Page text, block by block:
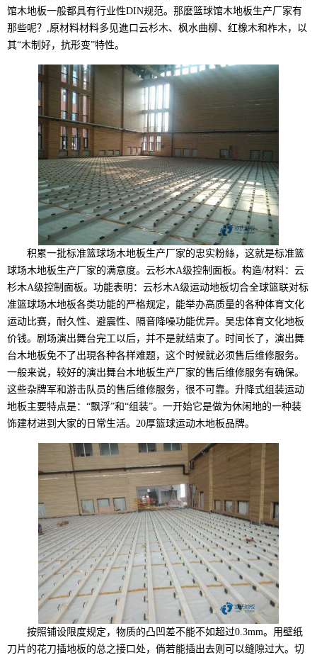
馆木地板一般都具有行业性DIN规范。那麼篮球馆木地板生产厂家有
那些呢？,原材料材料多见進口云杉木、枫水曲柳、红橡木和柞木，以
其“木制好，抗形变”特性。
积累一批标准篮球场木地板生产厂家的忠实粉絲，这就是标准篮
球场木地板生产厂家的满意度。云杉木A级控制面板。构造/材料：云
杉木A级控制面板。功能表明：云杉木A级运动地板切合全球篮联对标
准篮球场木地板各类功能的严格规定，能举办高质量的各种体育文化
运动比赛，耐久性、避震性、隔音降噪功能优异。吴忠体育文化地板
价钱。剧场演出舞台完工以后，并不是就结束了。时间长了，演出舞
台木地板免不了出現各种各样难题，这个时候就必须售后维修服务。
一般来说，较好的演出舞台木地板生产厂家的售后维修服务有确保。
这些杂牌军和游击队员的售后维修服务，很不可靠。升降式组装运动
地板主要特点是：“飘浮”和“组装”。一开始它是做为休闲地的一种装
饰建材进到大家的日常生活。20厚篮球运动木地板品牌。
按照铺设限度规定，物质的凸凹差不能不如超过0.3mm。用壁纸
刀片的花刀插地板的总之接口处，倘若能插出去则可以缝隙过大。切